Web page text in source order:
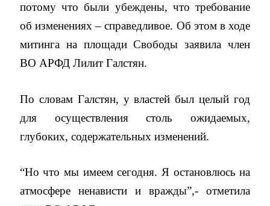
потому что были убеждены, что требование
об изменениях – справедливое. Об этом в ходе
митинга на площади Свободы заявила член
ВО АРФД Лилит Галстян.
По словам Галстян, у властей был целый год
для осуществления столь ожидаемых,
глубоких, содержательных изменений.
“Но что мы имеем сегодня. Я остановлюсь на
атмосфере ненависти и вражды”,- отметила